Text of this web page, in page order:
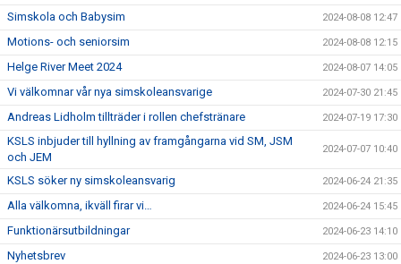
Simskola och Babysim 2024-08-08 12:47
Motions- och seniorsim 2024-08-08 12:15
Helge River Meet 2024 2024-08-07 14:05
Vi välkomnar vår nya simskoleansvarige 2024-07-30 21:45
Andreas Lidholm tillträder i rollen chefstränare 2024-07-19 17:30
KSLS inbjuder till hyllning av framgångarna vid SM, JSM
och JEM
2024-07-07 10:40
KSLS söker ny simskoleansvarig 2024-06-24 21:35
Alla välkomna, ikväll firar vi… 2024-06-24 15:45
Funktionärsutbildningar 2024-06-23 14:10
Nyhetsbrev 2024-06-23 13:00